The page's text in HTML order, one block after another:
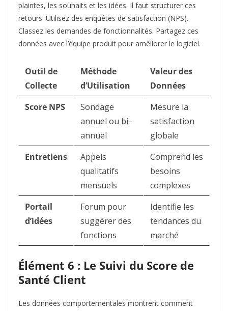
plaintes, les souhaits et les idées. Il faut structurer ces
retours. Utilisez des enquêtes de satisfaction (NPS).
Classez les demandes de fonctionnalités. Partagez ces
données avec l’équipe produit pour améliorer le logiciel.
Outil de
Collecte
Méthode
d’Utilisation
Valeur des
Données
Score NPS
Sondage
annuel ou bi-
annuel
Mesure la
satisfaction
globale
Entretiens
Appels
qualitatifs
mensuels
Comprend les
besoins
complexes
Portail
d’idées
Forum pour
suggérer des
fonctions
Identifie les
tendances du
marché
Élément 6 : Le Suivi du Score de
Santé Client
Les données comportementales montrent comment